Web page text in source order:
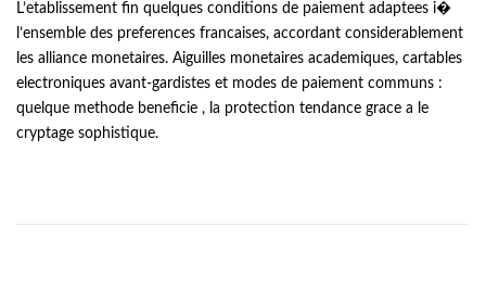
L’etablissement fin quelques conditions de paiement adaptees i�
l’ensemble des preferences francaises, accordant considerablement
les alliance monetaires. Aiguilles monetaires academiques, cartables
electroniques avant-gardistes et modes de paiement communs :
quelque methode beneficie , la protection tendance grace a le
cryptage sophistique.